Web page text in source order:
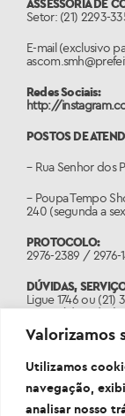
Valorizamos
Utilizamos
navegação,
analisar nosso
ASSESSORIA DE
Setor: (21) 2293-
E-mail (exclusivo
Redes Sociais:
http://
POSTOS DE
– Rua Senhor dos
– Poupa Tempo
240 (segunda a
PROTOCOLO:
2976-2389 / 2976-
DÚVIDAS,
Ligue 1746 ou
com código de
PORTAL: